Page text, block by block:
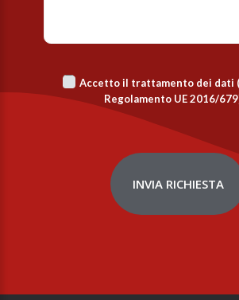
Accetto il trattamento dei dati
Regolamento UE 2016/
INVIA RICHIESTA